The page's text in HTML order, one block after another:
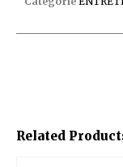
Related